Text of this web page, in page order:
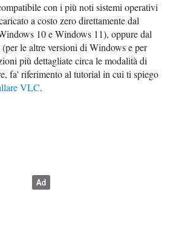
con i più noti sistemi operativi
a costo zero direttamente dal
10 e Windows 11), oppure dal
(per le altre versioni di Windows e per
più dettagliate circa le modalità di
fa' riferimento al tutorial in cui ti spiego
VLC.